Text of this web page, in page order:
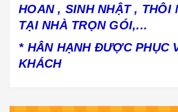
HOAN , SINH NHẬT , THÔI
TẠI NHÀ TRỌN GÓI,...
* HÂN HẠNH ĐƯỢC PHỤC
KHÁCH